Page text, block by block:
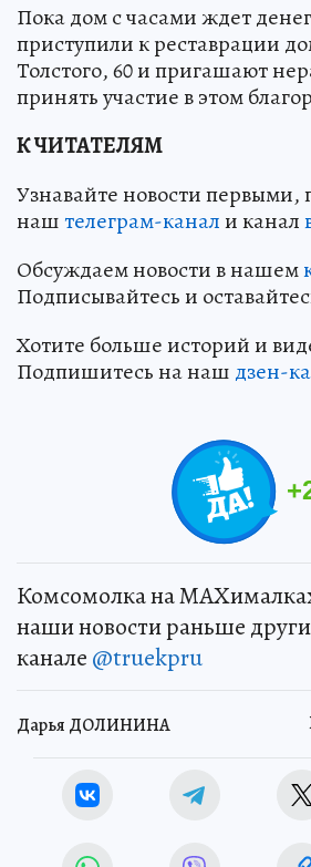
Пока дом с часами ждет
приступили к реставрации
Толстого, 60 и пригашают
принять участие в этом
К ЧИТАТЕЛЯМ
Узнавайте новости
наштелеграм-канали канал
Обсуждаем новости в нашем
Подписывайтесь и
Хотите больше историй и
Подпишитесь на наш дзен-
+
Комсомолка на
наши новости раньше
канале @truekpru
Дарья ДОЛИНИНА